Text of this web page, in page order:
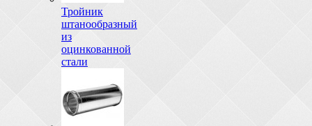
Тройник
штанообразный
из
оцинкованной
стали